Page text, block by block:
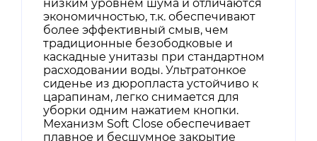
низким уровнем шума и отличаются
экономичностью, т.к. обеспечивают
более эффективный смыв, чем
традиционные безободковые и
каскадные унитазы при стандартном
расходовании воды. Ультратонкое
сиденье из дюропласта устойчиво к
царапинам, легко снимается для
уборки одним нажатием кнопки.
Механизм Soft Close обеспечивает
плавное и бесшумное закрытие